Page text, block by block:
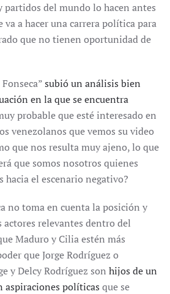
partidos del mundo lo hacen antes
va a hacer una carrera política para
que no tienen oportunidad de
subió un análisis bien
en la que se encuentra
probable que esté interesado en
venezolanos que vemos su video
que nos resulta muy ajeno, lo que
que somos nosotros quienes
hacia el escenario negativo?
no toma en cuenta la posición y
relevantes dentro del
Maduro y Cilia estén más
que Jorge Rodríguez o
y Delcy Rodríguez son hijos de un
aspiraciones políticas que se